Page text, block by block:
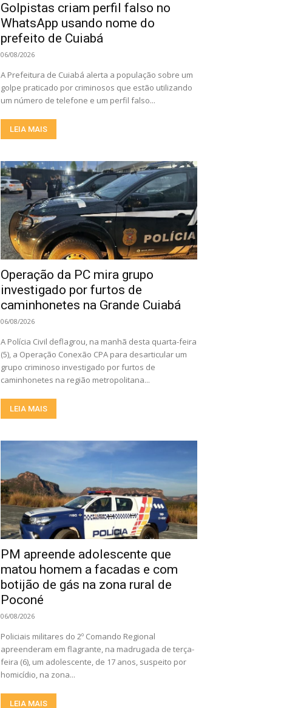
Golpistas criam perfil falso no
WhatsApp usando nome do
prefeito de Cuiabá
06/08/2026
A Prefeitura de Cuiabá alerta a população sobre um
golpe praticado por criminosos que estão utilizando
um número de telefone e um perfil falso...
LEIA MAIS
Operação da PC mira grupo
investigado por furtos de
caminhonetes na Grande Cuiabá
06/08/2026
A Polícia Civil deflagrou, na manhã desta quarta-feira
(5), a Operação Conexão CPA para desarticular um
grupo criminoso investigado por furtos de
caminhonetes na região metropolitana...
LEIA MAIS
PM apreende adolescente que
matou homem a facadas e com
botijão de gás na zona rural de
Poconé
06/08/2026
Policiais militares do 2º Comando Regional
apreenderam em flagrante, na madrugada de terça-
feira (6), um adolescente, de 17 anos, suspeito por
homicídio, na zona...
LEIA MAIS